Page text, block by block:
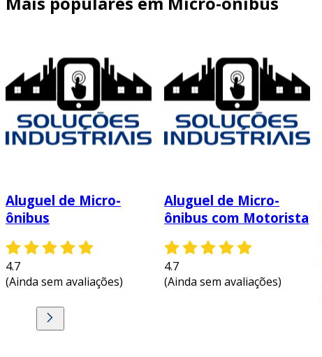
Aluguel de Micro-
ônibus
4.7
(Ainda sem avaliações)
Aluguel de Micro-
ônibus com Motorista
4.7
(Ainda sem avaliações)